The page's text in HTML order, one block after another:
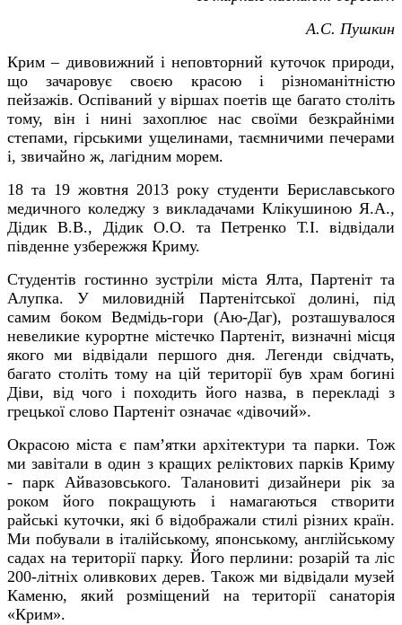
А.С. Пушкин
Крим – дивовижний і неповторний куточок природи,
що зачаровує своєю красою і різноманітністю
пейзажів. Оспіваний у віршах поетів ще багато століть
тому, він і нині захоплює нас своїми безкрайніми
степами, гірськими ущелинами, таємничими печерами
і, звичайно ж, лагідним морем.
18 та 19 жовтня 2013 року студенти Бериславського
медичного коледжу з викладачами Клікушиною Я.А.,
Дідик В.В., Дідик О.О. та Петренко Т.І. відвідали
південне узбережжя Криму.
Студентів гостинно зустріли міста Ялта, Партеніт та
Алупка. У миловидній Партенітської долині, під
самим боком Ведмідь-гори (Аю-Даг), розташувалося
невеликие курортне містечко Партеніт, визначні місця
якого ми відвідали першого дня. Легенди свідчать,
багато століть тому на цій території був храм богині
Діви, від чого і походить його назва, в перекладі з
грецької слово Партеніт означає «дівочий».
Окрасою міста є пам’ятки архітектури та парки. Тож
ми завітали в один з кращих реліктових парків Криму
- парк Айвазовського. Талановиті дизайнери рік за
роком його покращують і намагаються створити
райські куточки, які б відображали стилі різних країн.
Ми побували в італійському, японському, англійському
садах на території парку. Його перлини: розарій та ліс
200-літніх оливкових дерев. Також ми відвідали музей
Каменю, який розміщений на території санаторія
«Крим».